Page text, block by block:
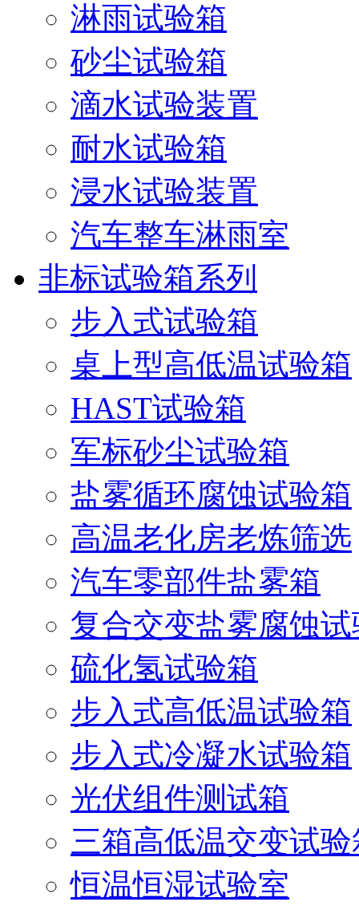
淋雨试验箱
砂尘试验箱
滴水试验装置
耐水试验箱
浸水试验装置
汽车整车淋雨室
非标试验箱系列
步入式试验箱
桌上型高低温试验箱
HAST试验箱
军标砂尘试验箱
盐雾循环腐蚀试验箱
高温老化房老炼筛选
汽车零部件盐雾箱
复合交变盐雾腐蚀
硫化氢试验箱
步入式高低温试验箱
步入式冷凝水试验箱
光伏组件测试箱
三箱高低温交变试验
恒温恒湿试验室